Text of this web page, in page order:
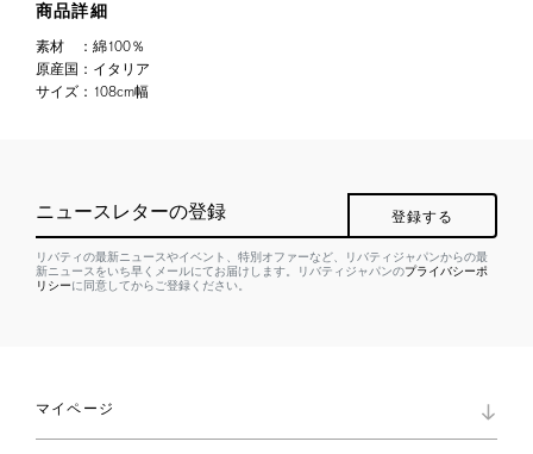
商品詳細
素材 ： 綿100％
原産国 ： イタリア
サイズ ： 108cm幅
ニュースレターの登録 登録する
リバティの最新ニュースやイベント、特別オファーなど、リバティジャパンからの最
新ニュースをいち早くメールにてお届けします。リバティジャパンのプライバシーポ
リシーに同意してからご登録ください。
マイページ